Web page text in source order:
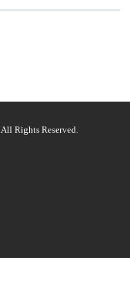
All Rights Reserved.